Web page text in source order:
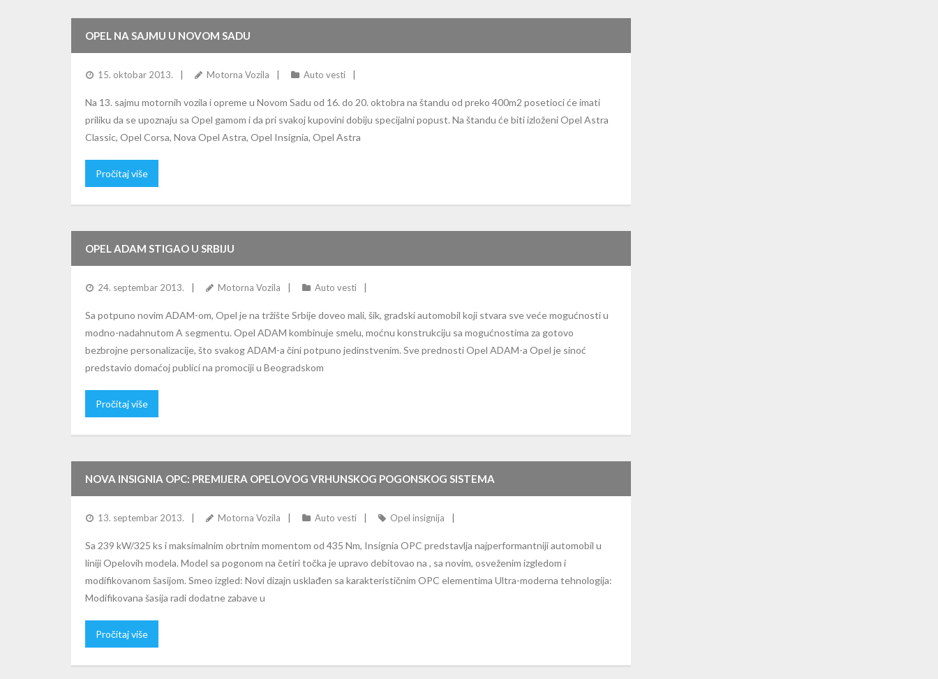
OPEL NA SAJMU U NOVOM SADU
15. oktobar 2013. Motorna Vozila Auto vesti
Na 13. sajmu motornih vozila i opreme u Novom Sadu od 16. do 20. oktobra na štandu od preko 400m2 posetioci će imati
priliku da se upoznaju sa Opel gamom i da pri svakoj kupovini dobiju specijalni popust. Na štandu će biti izloženi Opel Astra
Classic, Opel Corsa, Nova Opel Astra, Opel Insignia, Opel Astra
Pročitaj više
OPEL ADAM STIGAO U SRBIJU
24. septembar 2013. Motorna Vozila Auto vesti
Sa potpuno novim ADAM-om, Opel je na tržište Srbije doveo mali, šik, gradski automobil koji stvara sve veće mogućnosti u
modno-nadahnutom A segmentu. Opel ADAM kombinuje smelu, moćnu konstrukciju sa mogućnostima za gotovo
bezbrojne personalizacije, što svakog ADAM-a čini potpuno jedinstvenim. Sve prednosti Opel ADAM-a Opel je sinoć
predstavio domaćoj publici na promociji u Beogradskom
Pročitaj više
NOVA INSIGNIA OPC: PREMIJERA OPELOVOG VRHUNSKOG POGONSKOG SISTEMA
13. septembar 2013. Motorna Vozila Auto vesti Opel insignija
Sa 239 kW/325 ks i maksimalnim obrtnim momentom od 435 Nm, Insignia OPC predstavlja najperformantniji automobil u
liniji Opelovih modela. Model sa pogonom na četiri točka je upravo debitovao na , sa novim, osveženim izgledom i
modifikovanom šasijom. Smeo izgled: Novi dizajn usklađen sa karakterističnim OPC elementima Ultra-moderna tehnologija:
Modifikovana šasija radi dodatne zabave u
Pročitaj više